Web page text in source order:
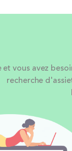
vous avez
recherche